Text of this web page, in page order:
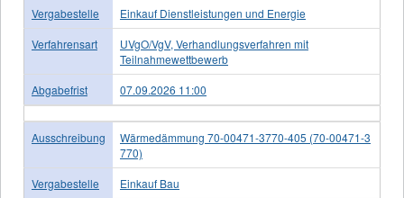
Vergabestelle
Einkauf Dienstleistungen und Energie
Verfahrensart
UVgO/VgV, Verhandlungsverfahren mit
Teilnahmewettbewerb
Abgabefrist
07.09.2026 11:00
Ausschreibung
Wärmedämmung 70-00471-3770-405 (70-00471-3
770)
Vergabestelle
Einkauf Bau